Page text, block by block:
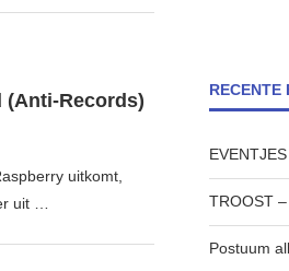
(Anti-Records)
uitkomt,
uit …
RECENTE
TROOST
Postuum